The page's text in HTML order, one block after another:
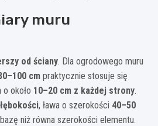
muru
od ściany. Dla ogrodowego muru
cm praktycznie stosuje się
około 10–20 cm z każdej strony.
, ława o szerokości 40–50
niż równa szerokości elementu.